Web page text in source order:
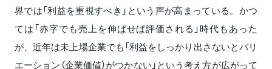
界では「利益を重視すべき」という声が高まっている。かつ
ては「赤字でも売上を伸ばせば評価される」時代もあった
が、近年は未上場企業でも「利益をしっかり出さないとバリ
エーション（企業価値）がつかない」という考え方が広がって